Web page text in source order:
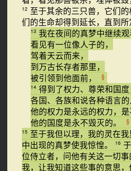
12 至于其余的三只兽，它们
们的生命却得到延长，直到所
13 我在夜间的真梦中继续观
看见有一位像人子的，
驾着天云而来，
到万古长存者那里，
被引领到他面前，
§
14 得到了权力、尊荣和国度
各国、各族和说各种语言的
他的权力是永远的权力，是
他的国度是永不毁灭的。
§
15 至于我但以理，我的灵在
中出现的真梦使我惊惶。
16
位侍立者，问他有关这一切
我，让我知道这些事的意思，